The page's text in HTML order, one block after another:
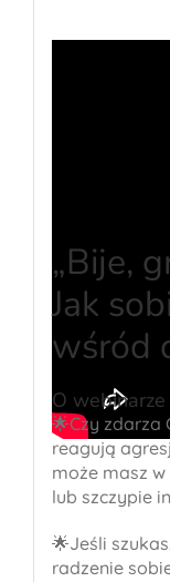
„Bije,
Jak
wśród
O
🌟Czy zdarza
reagują
może masz
lub szczypie
🌟Jeśli
radzenie